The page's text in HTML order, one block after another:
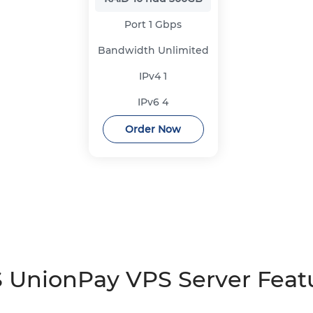
Port 1 Gbps
Bandwidth Unlimited
IPv41
IPv6 4
Order Now
UnionPay VPS Server